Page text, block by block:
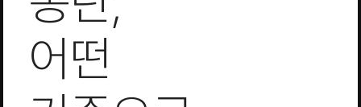
어떤